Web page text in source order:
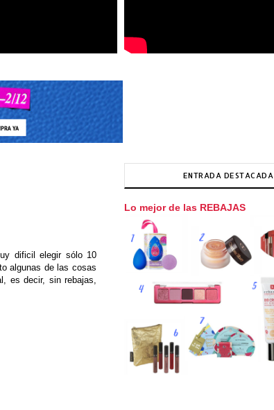
dificil elegir sólo 10
algunas de las cosas
es decir, sin rebajas,
ENTRADA DESTACADA
Lo mejor de las REBAJAS